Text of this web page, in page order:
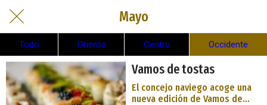
Mayo
Todo Oriente Centro Occidente
Vamos de tostas
El concejo naviego acoge una
nueva edición de Vamos de